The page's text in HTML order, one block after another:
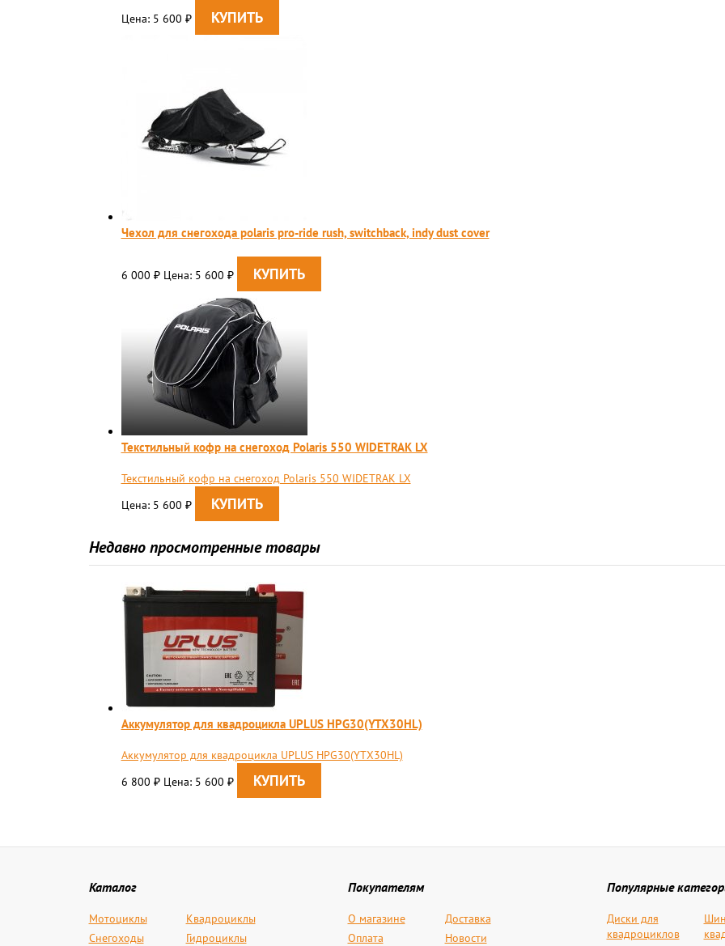
Цена: 5 600 ₽
Чехол для снегохода polaris pro-ridе rush, switchback, indy dust cover
6 000 ₽ Цена: 5 600 ₽
Текстильный кофр на снегоход Polaris 550 WIDETRAK LX
Текстильный кофр на снегоход Polaris 550 WIDETRAK LX
Цена: 5 600 ₽
Недавно просмотренные товары
Aккумулятор для квадроцикла UPLUS HPG30(YTX30HL)
Aккумулятор для квадроцикла UPLUS HPG30(YTX30HL)
6 800 ₽ Цена: 5 600 ₽
Каталог
Мотоциклы
Квадроциклы
Снегоходы
Гидроциклы
Покупателям
О магазине
Доставка
Оплата
Новости
Популярные
Диски для
квадроциклов